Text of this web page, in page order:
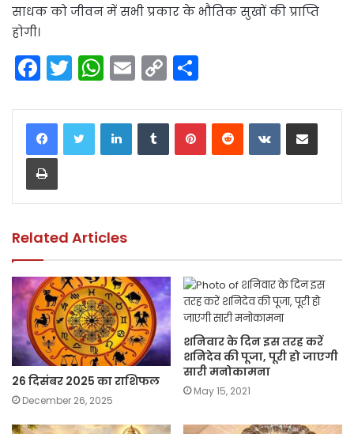
साधक को जीवन में सभी प्रकार के भौतिक सुखों की प्राप्ति
होगी।
F
a
c
e
b
o
k
T
w
itt
er
W
h
a
ts
p
E
m
ai
C
o
p
n
ar
LinkedInTumblrPinterestReddit VKontakteShare via Email
Print
Related Articles
26 दिसंबर 2025 का राशिफल
December 26, 2025
शनिवार के दिन इस तरह करें
शनिदेव की पूजा, पूरी हो जाएगी
सारी मनोकामना
May 15, 2021